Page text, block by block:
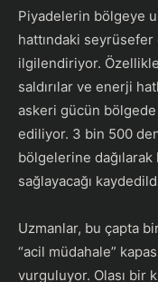
​Piyadelerin bölgeye
hattındaki
ilgilendiriyor.
saldırılar ve enerji
askeri gücün bölgede
ediliyor. 3 bin 500
bölgelerine
sağlayacağı
​Uzmanlar, bu çapta
“acil müdahale”
vurguluyor. Olası bir